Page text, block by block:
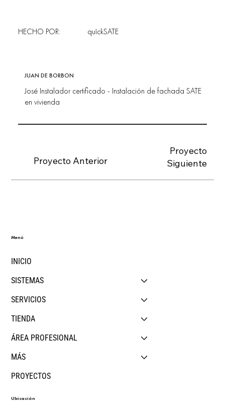
Proyecto
Siguiente
Proyecto Anterior
quîckSATE
HECHO POR:
JUAN DE BORBON
José Instalador certificado - Instalación de fachada SATE
en vivienda
INICIO
SISTEMAS
SERVICIOS
TIENDA
ÁREA PROFESIONAL
MÁS
PROYECTOS
Menú
Ubicación